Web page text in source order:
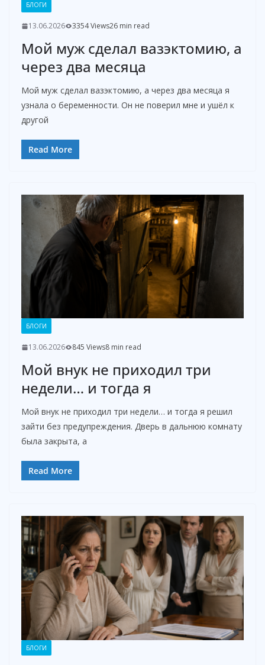
БЛОГИ
13.06.2026 3354 Views26 min read
Мой муж сделал вазэктомию, а
через два месяца
Мой муж сделал вазэктомию, а через два месяца я
узнала о беременности. Он не поверил мне и ушёл к
другой
Read More
БЛОГИ
13.06.2026 845 Views8 min read
Мой внук не приходил три
недели… и тогда я
Мой внук не приходил три недели… и тогда я решил
зайти без предупреждения. Дверь в дальнюю комнату
была закрыта, а
Read More
БЛОГИ